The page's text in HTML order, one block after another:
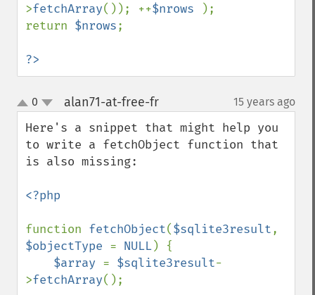
>fetchArray()); ++$nrows
);
return $nrows;
?>
up
down
0 alan71-at-free-fr¶ 15 years ago
Here's a snippet that might help you
to write a fetchObject function that
is also missing:
<?php
function fetchObject($sqlite3result
$objectType = NULL) {
$array = $sqlite3result-
>fetchArray();